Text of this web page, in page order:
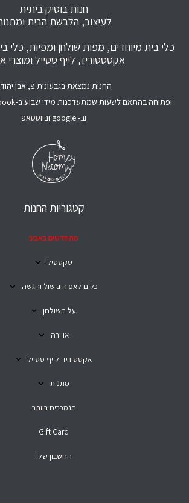
חנות בוטיק ביתית
לעיצוב, הלבשת הבית
כלי בית מיוחדים, מפות שולחן ומפיות, כלי
אקססטוריז, לייף סטייל ומוצרי
החנות נמצאת בגבעונית 8, אבן יהודה
וב- google ובווטסאפ
קטגוריות החנות
מתחדשים באביב
טקסטיל
כלים לאפיה בישול והגשה
על השולחן
אווירה
אקססוריז ולייף סטייל
מתנות
הנמכרים ביותר
Gift Card
החשבון שלי